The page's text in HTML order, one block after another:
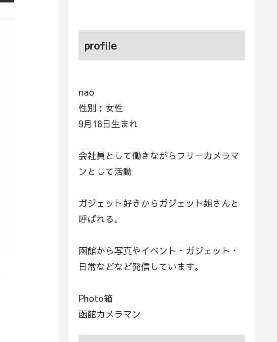
profile
nao
性別：女性
9月18日生まれ
会社員として働きながらフリーカメラマ
ンとして活動
ガジェット好きからガジェット姐さんと
呼ばれる。
函館から写真やイベント・ガジェット・
日常などなど発信しています。
Photo箱
函館カメラマン